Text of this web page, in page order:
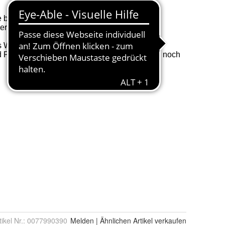
Nr.: 0077990390 Melden | Ähnlichen Artikel verkaufen